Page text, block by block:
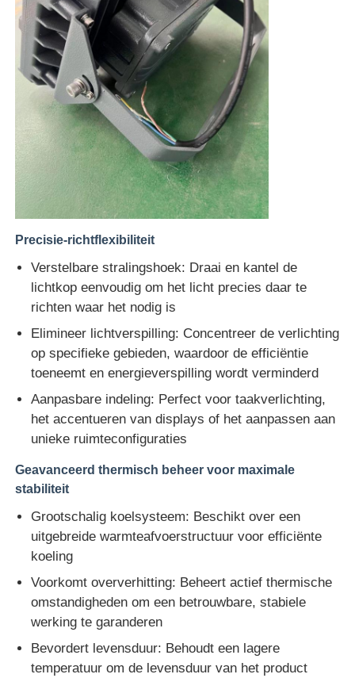
Precisie-richtflexibiliteit
Verstelbare stralingshoek: Draai en kantel de
lichtkop eenvoudig om het licht precies daar te
richten waar het nodig is
Elimineer lichtverspilling: Concentreer de verlichting
op specifieke gebieden, waardoor de efficiëntie
toeneemt en energieverspilling wordt verminderd
Aanpasbare indeling: Perfect voor taakverlichting,
het accentueren van displays of het aanpassen aan
unieke ruimteconfiguraties
Geavanceerd thermisch beheer voor maximale
stabiliteit
Grootschalig koelsysteem: Beschikt over een
uitgebreide warmteafvoerstructuur voor efficiënte
koeling
Voorkomt oververhitting: Beheert actief thermische
omstandigheden om een betrouwbare, stabiele
werking te garanderen
Bevordert levensduur: Behoudt een lagere
temperatuur om de levensduur van het product